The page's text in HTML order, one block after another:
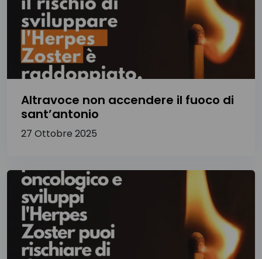
Altravoce non accendere il fuoco di
sant’antonio
27 Ottobre 2025